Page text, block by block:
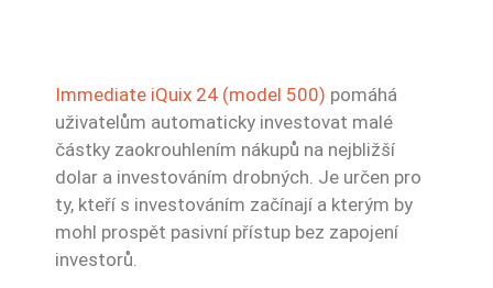
Immediate iQuix 24 (model 500) pomáhá
uživatelům automaticky investovat malé
částky zaokrouhlením nákupů na nejbližší
dolar a investováním drobných. Je určen pro
ty, kteří s investováním začínají a kterým by
mohl prospět pasivní přístup bez zapojení
investorů.